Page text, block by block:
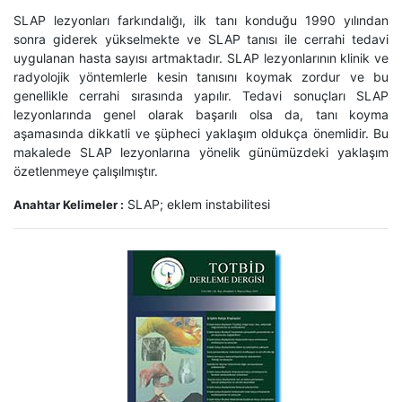
SLAP lezyonları farkındalığı, ilk tanı konduğu 1990 yılından
sonra giderek yükselmekte ve SLAP tanısı ile cerrahi tedavi
uygulanan hasta sayısı artmaktadır. SLAP lezyonlarının klinik ve
radyolojik yöntemlerle kesin tanısını koymak zordur ve bu
genellikle cerrahi sırasında yapılır. Tedavi sonuçları SLAP
lezyonlarında genel olarak başarılı olsa da, tanı koyma
aşamasında dikkatli ve şüpheci yaklaşım oldukça önemlidir. Bu
makalede SLAP lezyonlarına yönelik günümüzdeki yaklaşım
özetlenmeye çalışılmıştır.
Anahtar Kelimeler : SLAP; eklem instabilitesi